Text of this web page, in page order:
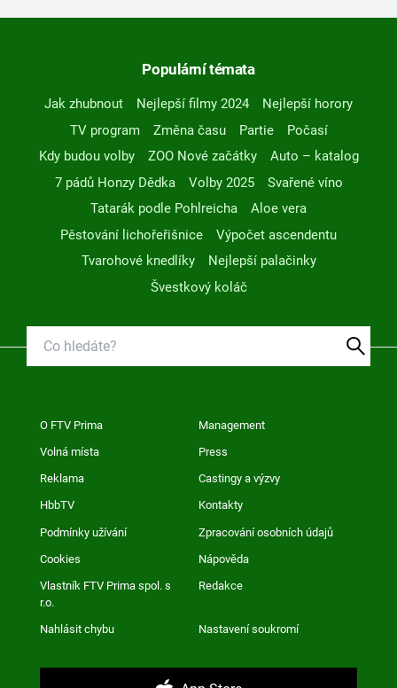
Populární témata
Jak zhubnout Nejlepší filmy 2024
Nejlepší horory
TV program
Změna času Partie
Počasí
Kdy budou volby
ZOO Nové začátky
Auto – katalog
7 pádů Honzy Dědka
Volby 2025
Svařené víno
Tatarák podle Pohlreicha
Aloe vera
Pěstování lichořeřišnice
Výpočet ascendentu
Tvarohové knedlíky
Nejlepší palačinky
Švestkový koláč
O FTV Prima Management
Volná místa Press
Reklama Castingy a výzvy
HbbTV Kontakty
Podmínky užívání Zpracování osobních údajů
Cookies Nápověda
Vlastník FTV Prima spol. s
r.o.
Redakce
Nahlásit chybu Nastavení soukromí